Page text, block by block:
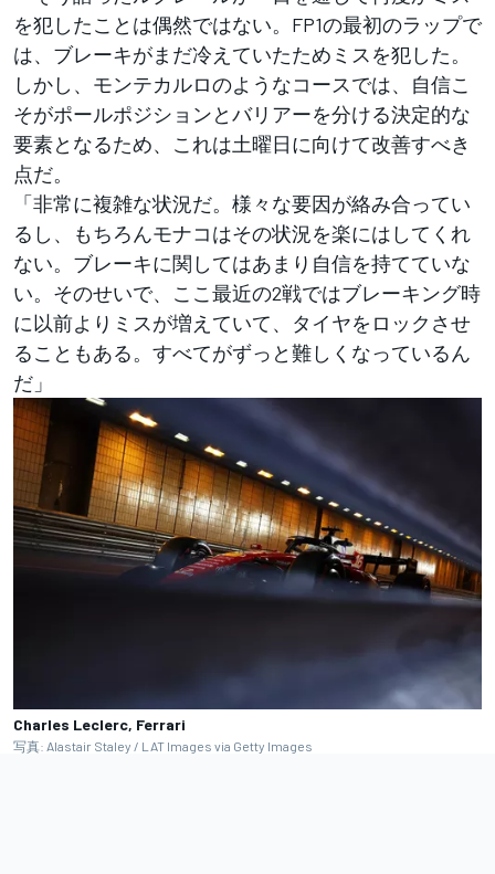
を犯したことは偶然ではない。FP1の最初のラップで
は、ブレーキがまだ冷えていたためミスを犯した。
しかし、モンテカルロのようなコースでは、自信こ
そがポールポジションとバリアーを分ける決定的な
要素となるため、これは土曜日に向けて改善すべき
点だ。
「非常に複雑な状況だ。様々な要因が絡み合ってい
るし、もちろんモナコはその状況を楽にはしてくれ
ない。ブレーキに関してはあまり自信を持てていな
い。そのせいで、ここ最近の2戦ではブレーキング時
に以前よりミスが増えていて、タイヤをロックさせ
ることもある。すべてがずっと難しくなっているん
だ」
Charles Leclerc, Ferrari
写真: Alastair Staley / LAT Images via Getty Images